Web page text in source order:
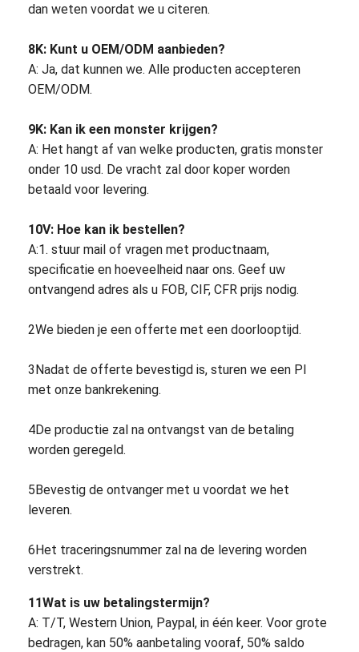
dan weten voordat we u citeren.
8K: Kunt u OEM/ODM aanbieden?
A: Ja, dat kunnen we. Alle producten accepteren
OEM/ODM.
9K: Kan ik een monster krijgen?
A: Het hangt af van welke producten, gratis monster
onder 10 usd. De vracht zal door koper worden
betaald voor levering.
10V: Hoe kan ik bestellen?
A:1. stuur mail of vragen met productnaam,
specificatie en hoeveelheid naar ons. Geef uw
ontvangend adres als u FOB, CIF, CFR prijs nodig.
2We bieden je een offerte met een doorlooptijd.
3Nadat de offerte bevestigd is, sturen we een PI
met onze bankrekening.
4De productie zal na ontvangst van de betaling
worden geregeld.
5Bevestig de ontvanger met u voordat we het
leveren.
6Het traceringsnummer zal na de levering worden
verstrekt.
11Wat is uw betalingstermijn?
A: T/T, Western Union, Paypal, in één keer. Voor grote
bedragen, kan 50% aanbetaling vooraf, 50% saldo